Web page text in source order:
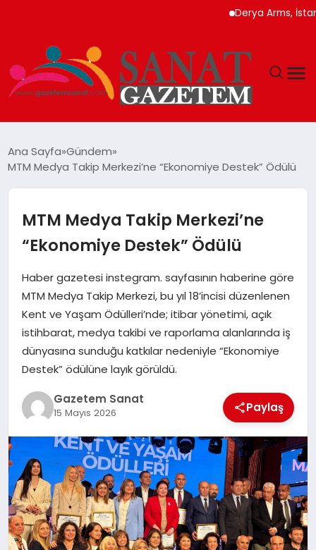
Derya Arms, İstanbul
TEKNOLOJI
SIYASET
SPOR
YAŞAM
EKONOMI
SAĞLIK
DÜNYA
Ana Sayfa Gündem
MTM Medya Takip Merkezi’ne “Ekonomiye Destek” Ödülü
MTM Medya Takip Merkezi’ne
“Ekonomiye Destek” Ödülü
Haber gazetesi instegram. sayfasının haberine göre
MTM Medya Takip Merkezi, bu yıl 18’incisi düzenlenen
Kent ve Yaşam Ödülleri’nde; itibar yönetimi, açık
istihbarat, medya takibi ve raporlama alanlarında iş
dünyasına sunduğu katkılar nedeniyle “Ekonomiye
Destek” ödülüne layık görüldü.
Gazetem Sanat
15 Mayıs 2026 Paylaş